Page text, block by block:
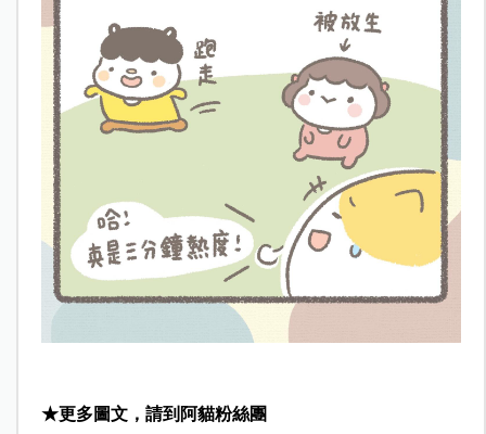
★更多圖文，請到阿貓粉絲團